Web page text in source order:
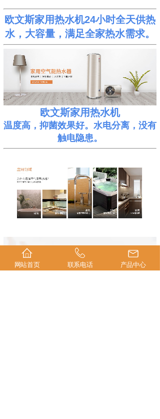
欧文斯家用热水机24小时全天供热
水，大容量，满足全家热水需求。
欧文斯家用热水机
温度高，抑菌效果好。水电分离，没有
触电隐患。
网站首页 联系电话 产品中心